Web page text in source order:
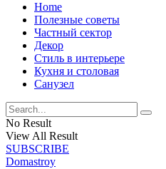
Home
Полезные советы
Частный сектор
Декор
Стиль в интерьере
Кухня и столовая
Санузел
No Result
View All Result
SUBSCRIBE
Domastroy